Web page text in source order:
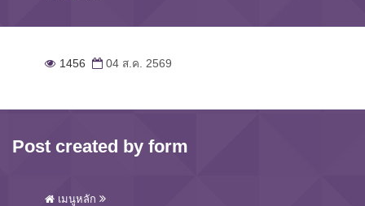
1456 04 ส.ค. 2569
Post created by form
เมนูหลัก